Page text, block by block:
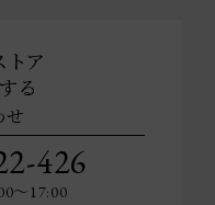
トア
る
せ
426
～17:00